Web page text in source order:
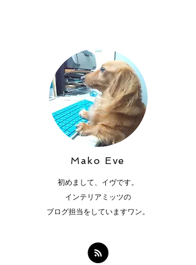
Mako Eve
初めまして、イヴです。
インテリアミッツの
ブログ担当をしていますワン。